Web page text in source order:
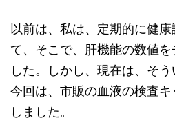
以前は、私は、定期的に健
て、そこで、肝機能の数値
した。しかし、現在は、そう
今回は、市販の血液の検査
しました。